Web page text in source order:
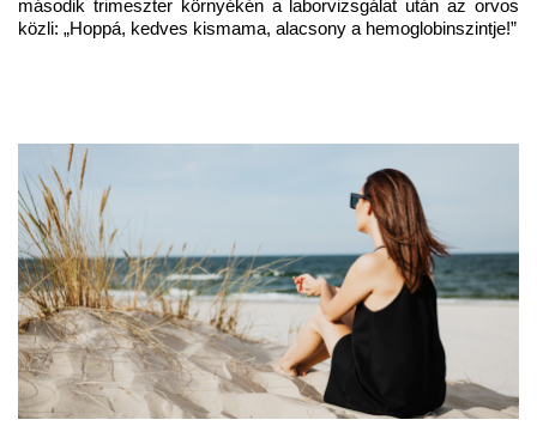
második trimeszter környékén a laborvizsgálat után az orvos
közli: „Hoppá, kedves kismama, alacsony a hemoglobinszintje!”